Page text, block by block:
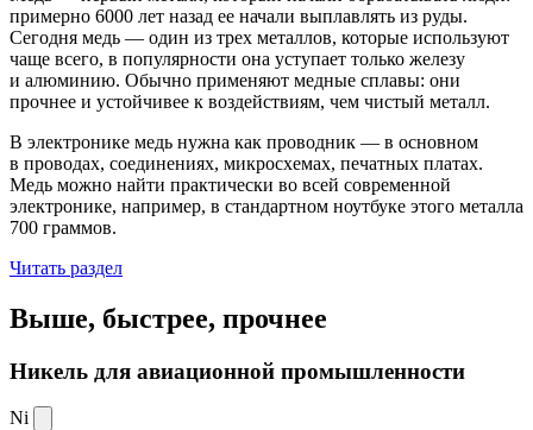
примерно 6000 лет назад ее начали выплавлять из руды.
Сегодня медь — один из трех металлов, которые используют
чаще всего, в популярности она уступает только железу
и алюминию. Обычно применяют медные сплавы: они
прочнее и устойчивее к воздействиям, чем чистый металл.
В электронике медь нужна как проводник — в основном
в проводах, соединениях, микросхемах, печатных платах.
Медь можно найти практически во всей современной
электронике, например, в стандартном ноутбуке этого металла
700 граммов.
Читать раздел
Выше, быстрее, прочнее
Никель для авиационной промышленности
Ni